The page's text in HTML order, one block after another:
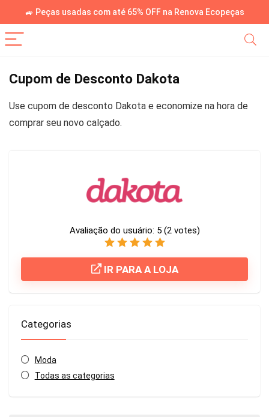
🚙 Peças usadas com até 65% OFF na Renova Ecopeças
Cupom de Desconto Dakota
Use cupom de desconto Dakota e economize na hora de
comprar seu novo calçado.
Avaliação do usuário: 5 (2votes)
IR PARA A LOJA
Categorias
Moda
Todas as categorias